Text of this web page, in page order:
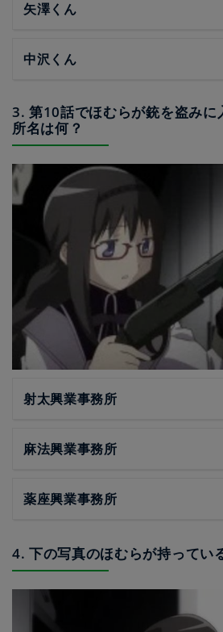
矢澤くん
中沢くん
3. 第10話でほむらが銃を盗みに
所名は何？
射太興業事務所
麻法興業事務所
薬座興業事務所
4. 下の写真のほむらが持ってい